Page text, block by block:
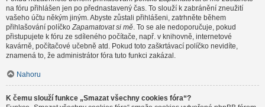
na fóru přihlášen jen po přednastavený čas. To slouží k zabránění zneužití
vašeho účtu někým jiným. Abyste zůstali přihlášeni, zatrhněte během
přihlašování políčkoZapamatovat si mě. To se ale nedoporučuje, pokud
přistupujete k fóru ze sdíleného počítače, např. v knihovně, internetové
kavárně, počítačové učebně atd. Pokud toto zaškrtávací políčko nevidíte,
znamená to, že administrátor fóra tuto funkci zakázal.
Nahoru
K čemu slouží funkce „Smazat všechny cookies fóra“?